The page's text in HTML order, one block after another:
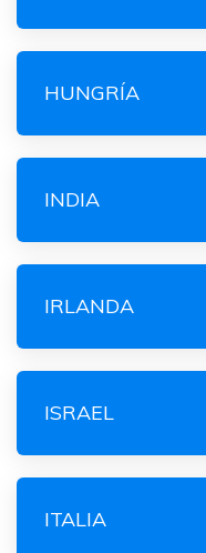
HUNGRÍA
INDIA
IRLANDA
ISRAEL
ITALIA